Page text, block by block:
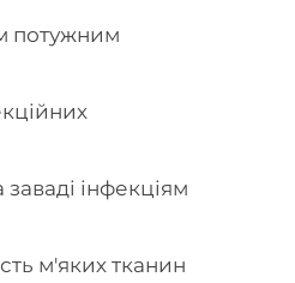
потужним
інфекціям
м'яких тканин